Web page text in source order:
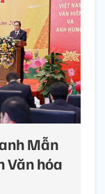
Mẫn
Văn hóa